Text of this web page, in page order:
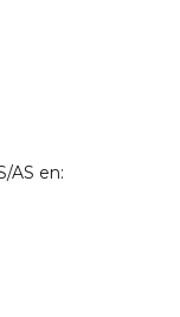
AS en: